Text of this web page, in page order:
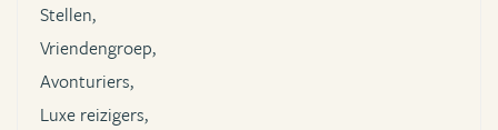
Stellen,
Vriendengroep,
Avonturiers,
Luxe reizigers,